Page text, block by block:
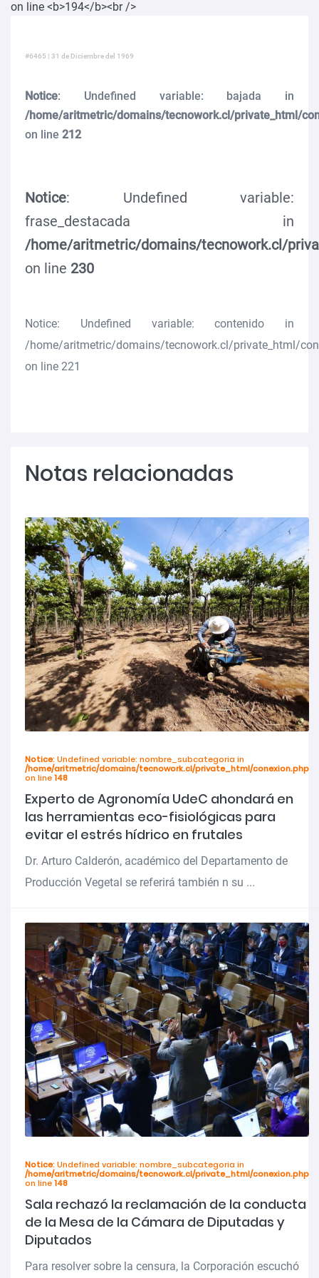
#6465 | 31 de Diciembre del 1969
Notice: Undefined variable: bajada in
/home/aritmetric/domains/tecnowork.cl/private_html/
on line 212
Notice: Undefined variable:
frase_destacada in
/home/aritmetric/domains/tecnowork.cl/
on line 230
Notice: Undefined variable: contenido in
/home/aritmetric/domains/tecnowork.cl/private_html/
on line 221
Notas relacionadas
Notice: Undefined variable: nombre_subcategoria in
/home/aritmetric/domains/tecnowork.cl/private_html/conexion.php
on line148
Experto de Agronomía UdeC ahondará en
las herramientas eco-fisiológicas para
evitar el estrés hídrico en frutales
Dr. Arturo Calderón, académico del Departamento de
Producción Vegetal se referirá también n su ...
Notice: Undefined variable: nombre_subcategoria in
/home/aritmetric/domains/tecnowork.cl/private_html/conexion.php
on line148
Sala rechazó la reclamación de la conducta
de la Mesa de la Cámara de Diputadas y
Diputados
Para resolver sobre la censura, la Corporación escuchó